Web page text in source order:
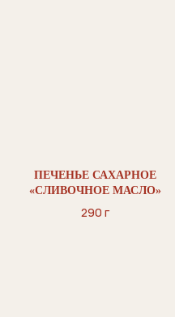
ПЕЧЕНЬЕ САХАРНОЕ
«СЛИВОЧНОЕ МАСЛО»
290 г